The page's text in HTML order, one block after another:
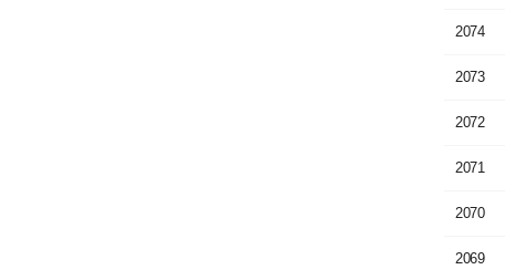
2074
2073
2072
2071
2070
2069